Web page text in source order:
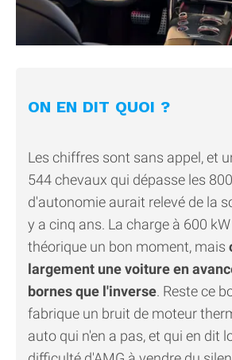
ON EN DIT QUOI ?
Les chiffres sont sans appel, et
544 chevaux qui dépasse les
d'autonomie aurait relevé de la
y a cinq ans. La charge à 600
théorique un bon moment, mais
largement une voiture en
bornes que l'inverse. Reste ce
fabrique un bruit de moteur
auto qui n'en a pas, et qui en dit